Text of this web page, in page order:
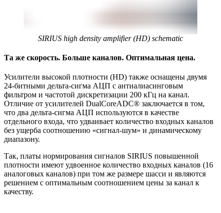
SIRIUS high density amplifier (HD) schematic
Та же скорость. Больше каналов. Оптимальная цена.
Усилители высокой плотности (HD) также оснащены двумя
24-битными дельта-сигма АЦП с антиалиасинговым
фильтром и частотой дискретизации 200 кГц на канал.
Отличие от усилителей DualCoreADC® заключается в том,
что два дельта-сигма АЦП используются в качестве
отдельного входа, что удваивает количество входных каналов
без ущерба соотношению «сигнал-шум» и динамическому
диапазону.
Так, платы нормирования сигналов SIRIUS повышенной
плотности имеют удвоенное количество входных каналов (16
аналоговых каналов) при том же размере шасси и являются
решением с оптимальным соотношением цены за канал к
качеству.